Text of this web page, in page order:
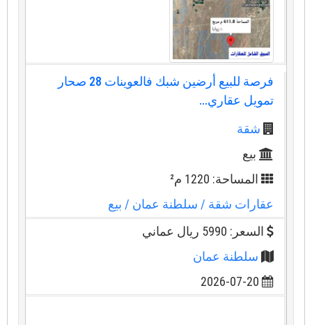
فرصة للبيع أرضين شبك فالعوينات 28 صحار
تمويل عقاري...
شقة
بيع
المساحة: 1220 م²
عقارات شقة / سلطنة عمان/ بيع
السعر: 5990 ريال عماني
سلطنة عمان
2026-07-20